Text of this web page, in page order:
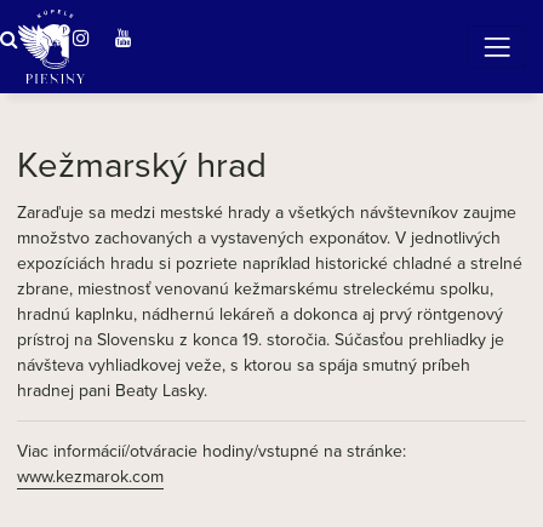
Kežmarský hrad
Zaraďuje sa medzi mestské hrady a všetkých návštevníkov zaujme
množstvo zachovaných a vystavených exponátov. V jednotlivých
expozíciách hradu si pozriete napríklad historické chladné a strelné
zbrane, miestnosť venovanú kežmarskému streleckému spolku,
hradnú kaplnku, nádhernú lekáreň a dokonca aj prvý röntgenový
prístroj na Slovensku z konca 19. storočia. Súčasťou prehliadky je
návšteva vyhliadkovej veže, s ktorou sa spája smutný príbeh
hradnej pani Beaty Lasky.
Viac informácií/otváracie hodiny/vstupné na stránke:
www.kezmarok.com